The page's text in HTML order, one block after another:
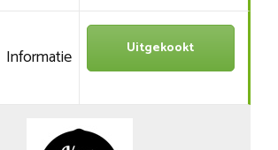
Informatie Uitgekookt